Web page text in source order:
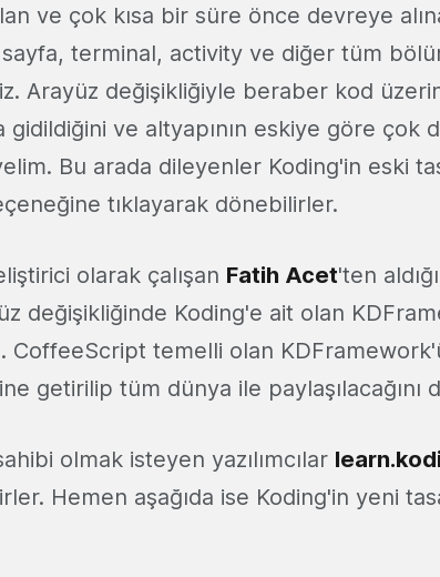
ve çok kısa bir süre önce devreye
terminal, activity ve diğer tüm
Arayüz değişikliğiyle beraber kod
gidildiğini ve altyapının eskiye göre çok
Bu arada dileyenler Koding'in eski
tıklayarak dönebilirler.
olarak çalışan Fatih Acet'ten
değişikliğinde Koding'e ait olan
CoffeeScript temelli olan
getirilip tüm dünya ile paylaşılacağını
olmak isteyen yazılımcılar
Hemen aşağıda ise Koding'in yeni